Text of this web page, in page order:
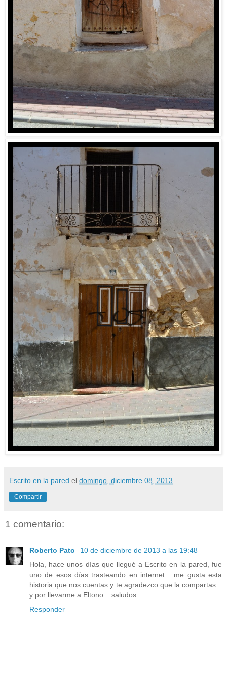
Escrito en la pared el domingo, diciembre 08, 2013
Compartir
1 comentario:
Roberto Pato
10 de diciembre de 2013 a las 19:48
Hola, hace unos días que llegué a Escrito en la pared, fue
uno de esos días trasteando en internet... me gusta esta
historia que nos cuentas y te agradezco que la compartas...
y por llevarme a Eltono... saludos
Responder